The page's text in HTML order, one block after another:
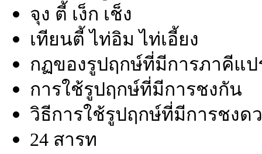
จุง ตี้ เง็ก เช็ง
เทียนตี้ ไท่อิม ไท่เอี้ยง
กฏของรูปฤกษ์ที่มีการภาคีแป
การใช้รูปฤกษ์ที่มีการชงกัน
วิธีการใช้รูปฤกษ์ที่มีการชงด
24 สารท